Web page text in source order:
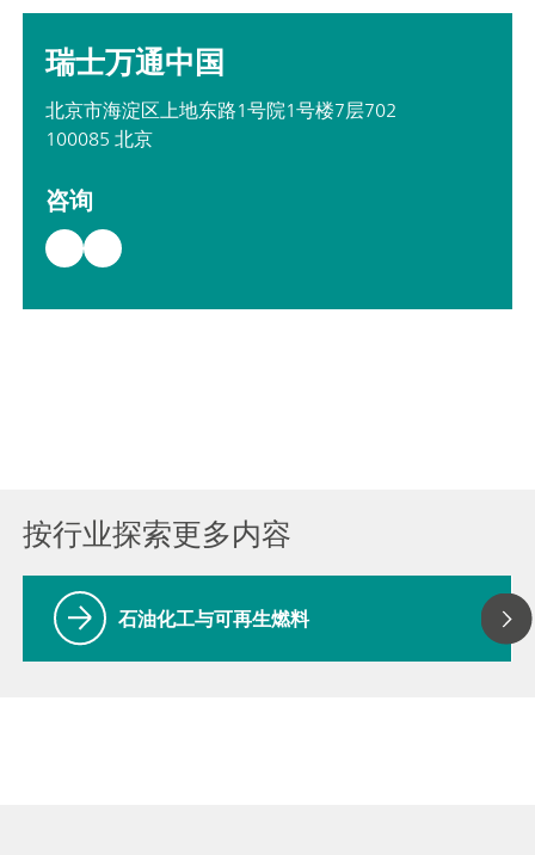
瑞士万通中国
北京市海淀区上地东路1号院1号楼7层702
100085 北京
咨询
按行业探索更多内容
石油化工与可再生燃料